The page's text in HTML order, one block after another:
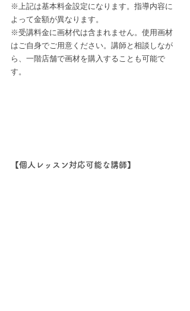
※上記は基本料金設定になります。指導内容に
よって金額が異なります。
※受講料金に画材代は含まれません。使用画材
はご自身でご用意ください。講師と相談しなが
ら、一階店舗で画材を購入することも可能で
す。
【個人レッスン対応可能な講師】